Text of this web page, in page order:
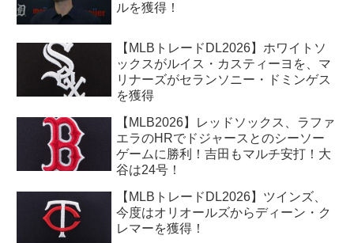
ルを獲得！
【MLBトレードDL2026】ホワイトソ
ックスがルイス・カスティーヨを、マ
リナーズがセランソニー・ドミンゲス
を獲得
【MLB2026】レッドソックス、ラファ
エラのHRでドジャースとのシーソー
ゲームに勝利！吉田もマルチ安打！大
谷は24号！
【MLBトレードDL2026】ツインズ、
今度はオリオールズからディーン・ク
レマーを獲得！